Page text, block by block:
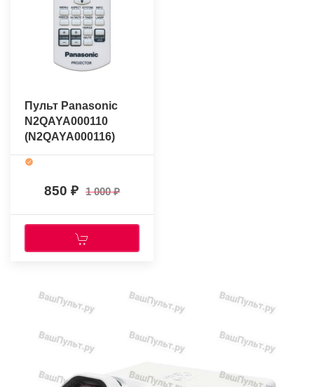
Пульт Panasonic
N2QAYA000110
(N2QAYA000116)
(оригинальный)
850 1 000